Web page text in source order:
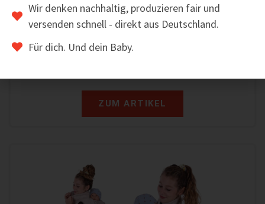
4in1-Trageweste aus Wolle – PEVE
ZUM ARTIKEL
Wir denken nachhaltig, produzieren fair und
versenden schnell - direkt aus Deutschland.
Für dich. Und dein Baby.